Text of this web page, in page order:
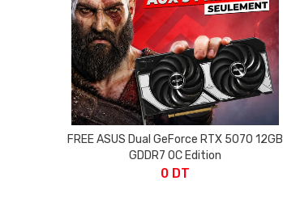
FREE ASUS Dual GeForce RTX 5070 12GB
GDDR7 OC Edition
0 DT